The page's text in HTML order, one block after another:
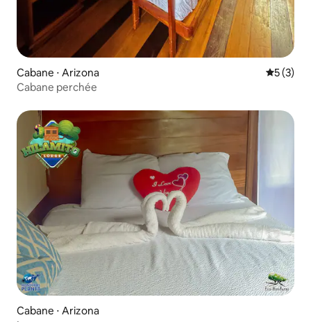
Cabane ⋅ Arizona
5 (3)
Cabane perchée
Cabane ⋅ Arizona